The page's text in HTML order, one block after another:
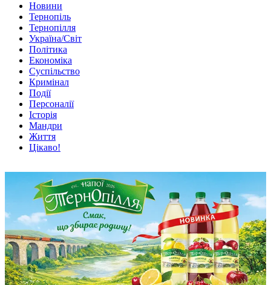
Новини
Тернопіль
Тернопілля
Україна/Світ
Політика
Економіка
Суспільство
Кримінал
Події
Персоналії
Історія
Мандри
Життя
Цікаво!